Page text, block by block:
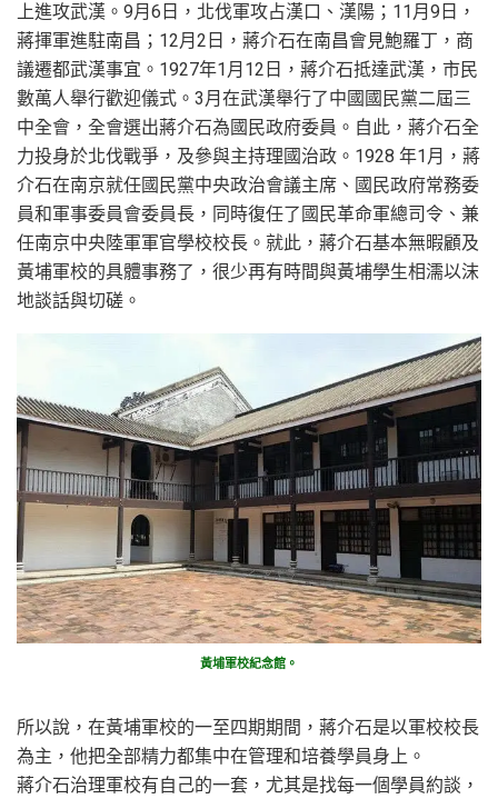
上進攻武漢。9月6日，北伐軍攻占漢口、漢陽；11月9日，
蔣揮軍進駐南昌；12月2日，蔣介石在南昌會見鮑羅丁，商
議遷都武漢事宜。1927年1月12日，蔣介石抵達武漢，市民
數萬人舉行歡迎儀式。3月在武漢舉行了中國國民黨二屆三
中全會，全會選出蔣介石為國民政府委員。自此，蔣介石全
力投身於北伐戰爭，及參與主持理國治政。1928 年1月，蔣
介石在南京就任國民黨中央政治會議主席、國民政府常務委
員和軍事委員會委員長，同時復任了國民革命軍總司令、兼
任南京中央陸軍軍官學校校長。就此，蔣介石基本無暇顧及
黃埔軍校的具體事務了，很少再有時間與黃埔學生相濡以沫
地談話與切磋。
黃埔軍校紀念館。
所以說，在黃埔軍校的一至四期期間，蔣介石是以軍校校長
為主，他把全部精力都集中在管理和培養學員身上。
蔣介石治理軍校有自己的一套，尤其是找每一個學員約談，